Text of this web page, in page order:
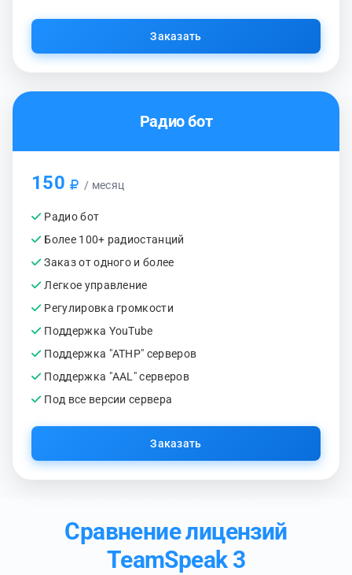
Заказать
Радио бот
150 / месяц
Радио бот
Более 100+ радиостанций
Заказ от одного и более
Легкое управление
Регулировка громкости
Поддержка YouTube
Поддержка "ATHP" серверов
Поддержка "AAL" серверов
Под все версии сервера
Заказать
Сравнение лицензий
TeamSpeak 3